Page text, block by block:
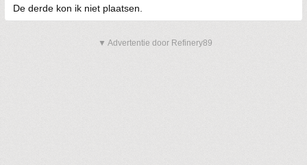
De derde kon ik niet plaatsen.
▼ Advertentie door Refinery89